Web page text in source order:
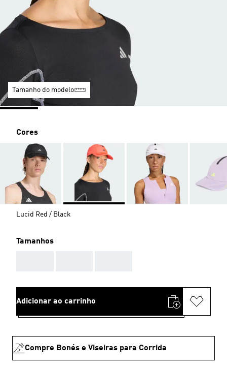
Tamanho do modelo
Cores
Lucid Red / Black
Tamanhos
Adicionar ao carrinho
Compre Bonés e Viseiras para Corrida